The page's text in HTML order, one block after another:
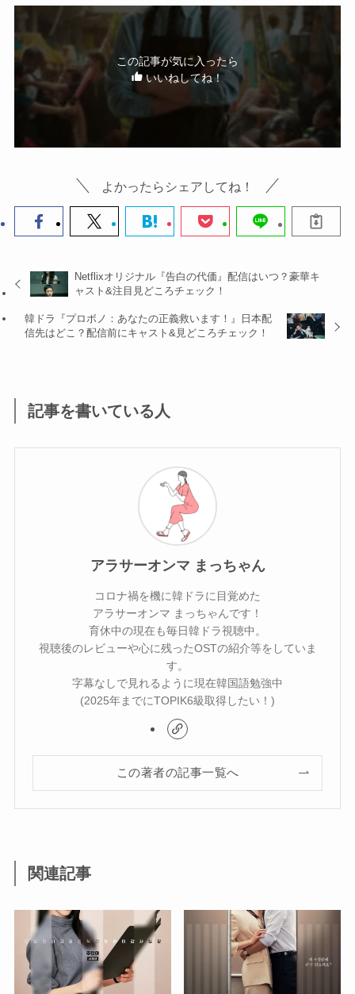
この記事が気に入ったら
いいねしてね！
よかったらシェアしてね！
Netflixオリジナル『告白の代価』配信はいつ？豪華キ
ャスト&注目見どころチェック！
韓ドラ『プロボノ：あなたの正義救います！』日本配
信先はどこ？配信前にキャスト&見どころチェック！
記事を書いている人
アラサーオンマ まっちゃん
コロナ禍を機に韓ドラに目覚めた
アラサーオンマ まっちゃんです！
育休中の現在も毎日韓ドラ視聴中。
視聴後のレビューや心に残ったOSTの紹介等をしていま
す。
字幕なしで見れるように現在韓国語勉強中
(2025年までにTOPIK6級取得したい！)
この著者の記事一覧へ
関連記事